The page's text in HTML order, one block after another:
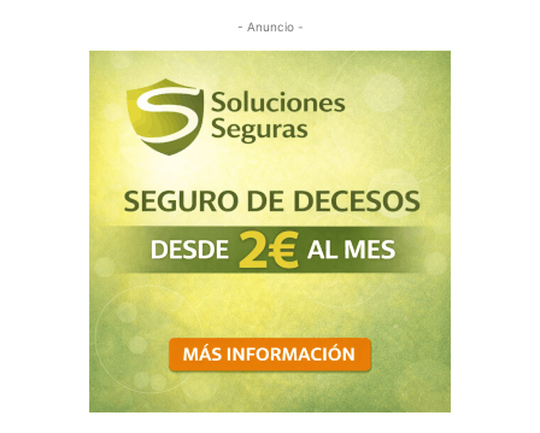
- Anuncio -